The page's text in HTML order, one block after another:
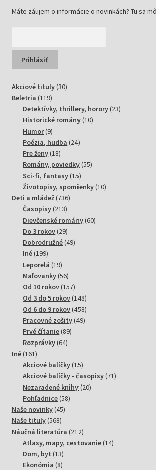
Máte záujem o informácie o novinkách? Tu sa
Akciové tituly 3030
Beletria 119119
produktov
Detektívky, thrillery, horory 2323
Historické romány 1010
Humor 99
produktov
Poézia, hudba 2424
Pre ženy 1818
produktov
Romány, poviedky 5555
Sci-fi, fantasy 1515
produktov
Životopisy, spomienky 1010
Deti a mládež 736736
Časopisy 213213
produktov
Dievčenské romány 6060
Do 3 rokov 2929
produktov
Dobrodružné 4949
Iné 199199
produktov
Leporelá 1919
produktov
Maľovanky 5656
produktov
Od 10 rokov 157157
produktov
Od 3 do 5 rokov 148148
produktov
Od 6 do 9 rokov 458458
produktov
Pracovné zošity 4949
Prvé čítanie 8989
Rozprávky 6464
Iné 161161
produktov
Akciové balíčky 1515
produktov
Akciové balíčky - časopisy 7171
Nezaradené knihy 2020
Pohľadnice 5858
Naše novinky 4545
Naše tituly 568568
produktov
Náučná literatúra 212212
produktov
Atlasy, mapy, cestovanie 1414
Dom, byt 1313
produktov
Ekonómia 88